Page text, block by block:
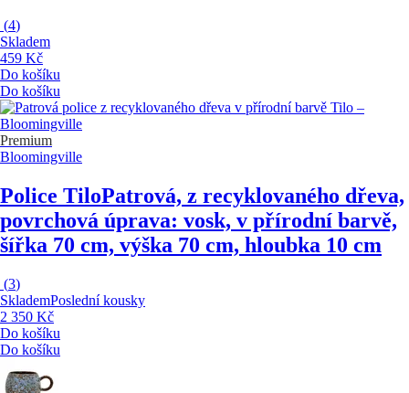
(4)
Skladem
459 Kč
Do košíku
Do košíku
Premium
Bloomingville
Police TiloPatrová, z recyklovaného dřeva,
povrchová úprava: vosk, v přírodní barvě,
šířka 70 cm, výška 70 cm, hloubka 10 cm
(3)
SklademPoslední kousky
2 350 Kč
Do košíku
Do košíku